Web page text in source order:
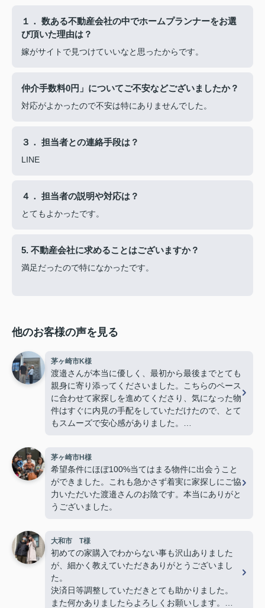
１． 数ある不動産会社の中でホームプランナーをお選
び頂いた理由は？
嫁がサイトで見つけていいなと思ったからです。
仲介手数料0円」についてご不安などございましたか？
対応がよかったので不安は特にありませんでした。
３． 担当者との連絡手段は？
LINE
４． 担当者の説明や対応は？
とてもよかったです。
5. 不動産会社に求めることはございますか？
満足だったので特になかったです。
他のお客様の声を見る
茅ヶ崎市K様
渡邉さんが本当に優しく、最初から最後までとても
親身に寄り添ってくださいました。こちらのペース
に合わせて家探しを進めてくださり、気になった物
件はすぐに内見の手配をしていただけたので、とて
もスムーズで安心感がありました。
寧に接してくださり、「営業の方でこんなに優しく
て親切な方がいるんだ」と驚くほど素敵な方でし
た。子どももすっかり懐いていて、人柄の良さが伝
わってきました。
心感を感じるほど信頼していました。
物件探しだけでなく、気持ちの面でも支えていただ
き、本当に感謝しています。
心からおすすめしたい不動産屋さんです。
今後も何かありましたらよろしくお願いいたしま
す！(よろしくお願いします)
茅ヶ崎市H様
希望条件にほぼ100%当てはまる物件に出会うこと
ができました。これも急かさず着実に家探しにご協
力いただいた渡邉さんのお陰です。本当にありがと
うございました。
大和市 T様
初めての家購入でわからない事も沢山ありました
が、細かく教えていただきありがとうございまし
た。
決済日等調整していただきとても助かりました。
また何かありましたらよろしくお願いします。